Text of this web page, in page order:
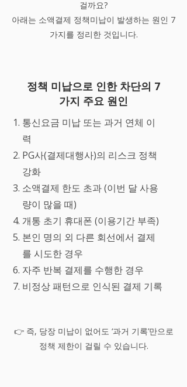
걸까요?
​아래는 소액결제 정책미납이 발생하는 원인 7
가지를 정리한 것입니다.
정책 미납으로 인한 차단의 7
가지 주요 원인
통신요금 미납 또는 과거 연체 이
력
PG사(결제대행사)의 리스크 정책
강화
소액결제 한도 초과 (이번 달 사용
량이 많을 때)
개통 초기 휴대폰 (이용기간 부족)
본인 명의 외 다른 회선에서 결제
를 시도한 경우
자주 반복 결제를 수행한 경우
비정상 패턴으로 인식된 결제 기록​
👉 즉, 당장 미납이 없어도 ‘과거 기록’만으로
정책 제한이 걸릴 수 있습니다.